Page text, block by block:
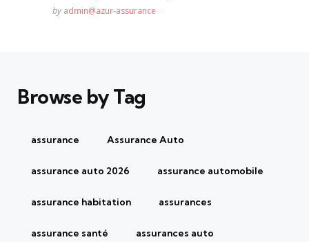
Posted
by admin@azur-assurance
Browse by Tag
assurance Assurance Auto
assurance auto 2026 assurance automobile
assurance habitation assurances
assurance santé assurances auto